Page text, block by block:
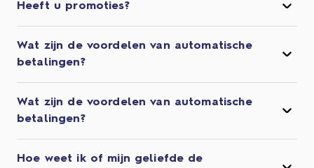
Heeft u promoties?
Wat zijn de voordelen van automatische
betalingen?
Wat zijn de voordelen van automatische
betalingen?
Hoe weet ik of mijn geliefde de